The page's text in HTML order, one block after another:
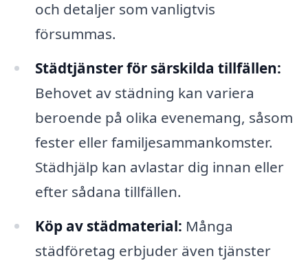
och detaljer som vanligtvis
försummas.
Städtjänster för särskilda tillfällen:
Behovet av städning kan variera
beroende på olika evenemang, såsom
fester eller familjesammankomster.
Städhjälp kan avlastar dig innan eller
efter sådana tillfällen.
Köp av städmaterial: Många
städföretag erbjuder även tjänster